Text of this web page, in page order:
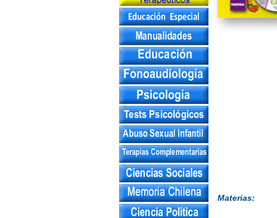
Materias: